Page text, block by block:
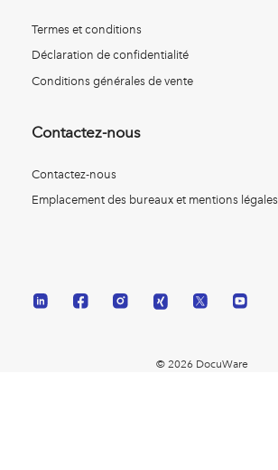
Termes et conditions
Déclaration de confidentialité
Conditions générales de vente
Contactez-nous
Contactez-nous
Emplacement des bureaux et mentions légales
© 2026 DocuWare